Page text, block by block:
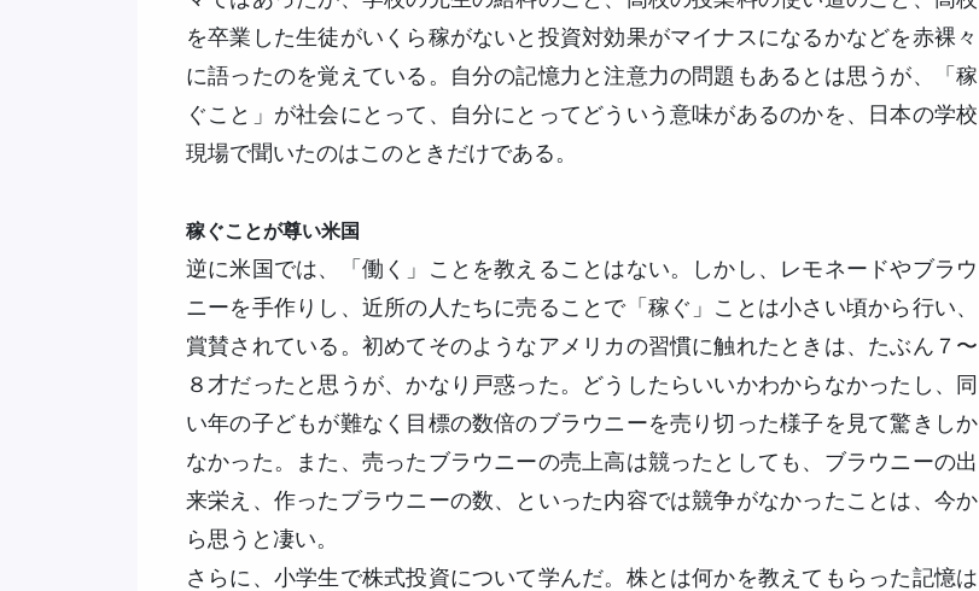
を卒業した生徒がいくら稼がないと投資対効果がマイナスになるかなどを赤裸々
に語ったのを覚えている。自分の記憶力と注意力の問題もあるとは思うが、「稼
ぐこと」が社会にとって、自分にとってどういう意味があるのかを、日本の学校
現場で聞いたのはこのときだけである。
稼ぐことが尊い米国
逆に米国では、「働く」ことを教えることはない。しかし、レモネードやブラウ
ニーを手作りし、近所の人たちに売ることで「稼ぐ」ことは小さい頃から行い、
賞賛されている。初めてそのようなアメリカの習慣に触れたときは、たぶん７〜
８才だったと思うが、かなり戸惑った。どうしたらいいかわからなかったし、同
い年の子どもが難なく目標の数倍のブラウニーを売り切った様子を見て驚きしか
なかった。また、売ったブラウニーの売上高は競ったとしても、ブラウニーの出
来栄え、作ったブラウニーの数、といった内容では競争がなかったことは、今か
ら思うと凄い。
さらに、小学生で株式投資について学んだ。株とは何かを教えてもらった記憶は